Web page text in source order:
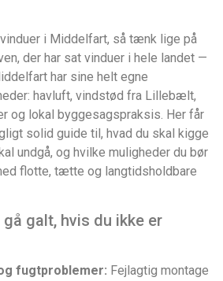
i Middelfart, så tænk lige på
der har sat vinduer i hele landet —
har sine helt egne
havluft, vindstød fra Lillebælt,
og lokal byggesagspraksis. Her får
solid guide til, hvad du skal kigge
undgå, og hvilke muligheder du bør
flotte, tætte og langtidsholdbare
galt, hvis du ikke er
fugtproblemer: Fejlagtig montage